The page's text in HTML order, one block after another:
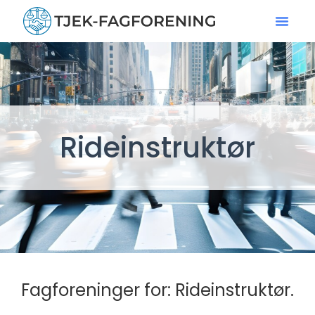
Rideinstruktør
Fagforeninger for: Rideinstruktør.